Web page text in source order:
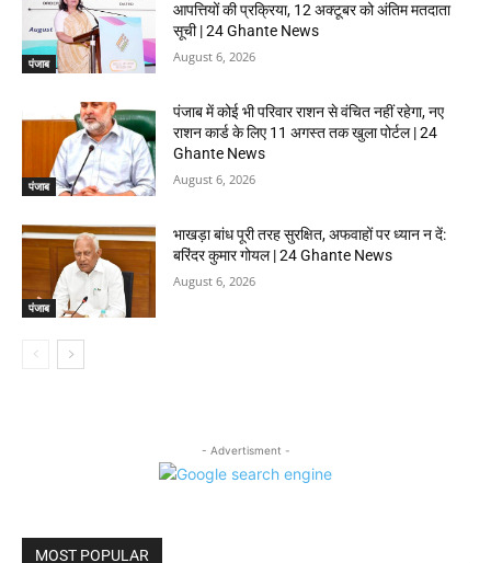
पंजाब
आपत्तियों की प्रक्रिया, 12 अक्टूबर को अंतिम मतदाता
सूची | 24 Ghante News
August 6, 2026
पंजाब
पंजाब में कोई भी परिवार राशन से वंचित नहीं रहेगा, नए
राशन कार्ड के लिए 11 अगस्त तक खुला पोर्टल | 24
Ghante News
August 6, 2026
पंजाब
भाखड़ा बांध पूरी तरह सुरक्षित, अफवाहों पर ध्यान न दें:
बरिंदर कुमार गोयल | 24 Ghante News
August 6, 2026
- Advertisment -
MOST POPULAR